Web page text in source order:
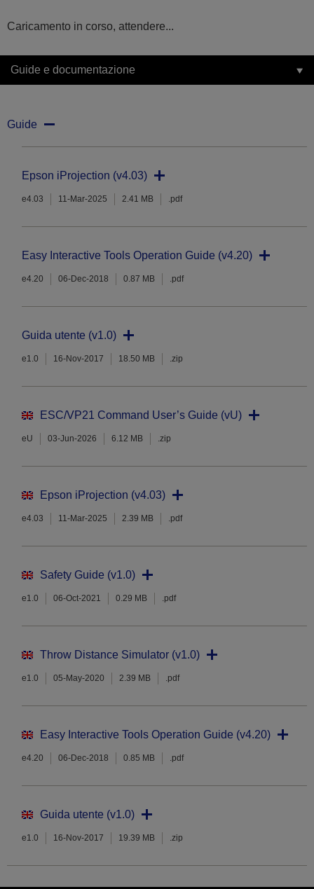
Caricamento in corso, attendere...
Guide e documentazione
Guide
Epson iProjection (v4.03)
e4.03 11-Mar-2025 2.41 MB .pdf
Easy Interactive Tools Operation Guide (v4.20)
e4.20 06-Dec-2018 0.87 MB .pdf
Guida utente (v1.0)
e1.0 16-Nov-2017 18.50 MB .zip
ESC/VP21 Command User’s Guide (vU)
eU 03-Jun-2026 6.12 MB .zip
Epson iProjection (v4.03)
e4.03 11-Mar-2025 2.39 MB .pdf
Safety Guide (v1.0)
e1.0 06-Oct-2021 0.29 MB .pdf
Throw Distance Simulator (v1.0)
e1.0 05-May-2020 2.39 MB .pdf
Easy Interactive Tools Operation Guide (v4.20)
e4.20 06-Dec-2018 0.85 MB .pdf
Guida utente (v1.0)
e1.0 16-Nov-2017 19.39 MB .zip